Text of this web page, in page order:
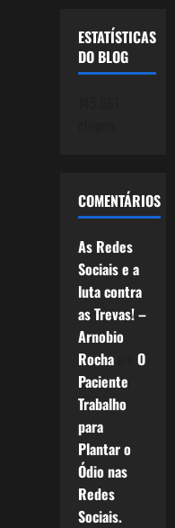
ESTATÍSTICAS
DO BLOG
COMENTÁRIOS
As Redes
Sociais e a
luta contra
as Trevas! –
Arnobio
Rochaem O
Paciente
Trabalho
para
Plantar o
Ódio nas
Redes
Sociais.